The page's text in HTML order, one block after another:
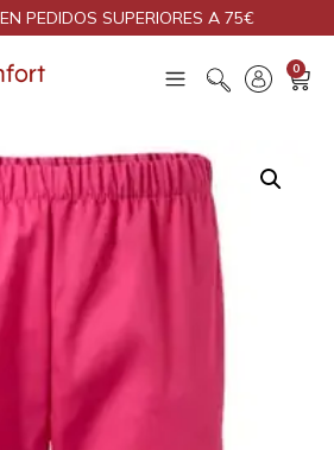
PEDIDOS SUPERIORES A 75€
0